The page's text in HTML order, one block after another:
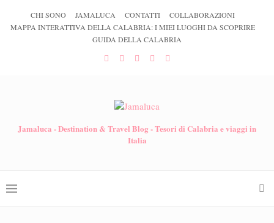
CHI SONO JAMALUCA CONTATTI
COLLABORAZIONI
MAPPA INTERATTIVA DELLA CALABRIA: I MIEI LUOGHI DA SCOPRIRE
GUIDA DELLA CALABRIA
Jamaluca - Destination & Travel Blog - Tesori di Calabria e viaggi in
Italia